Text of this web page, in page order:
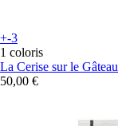
+-3
1 coloris
La Cerise sur le Gâteau
50,00 €